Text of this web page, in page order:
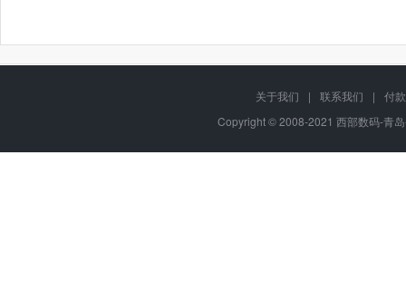
关于我们 | 联系我们 |
付
Copyright © 2008-2021 西部数码-青